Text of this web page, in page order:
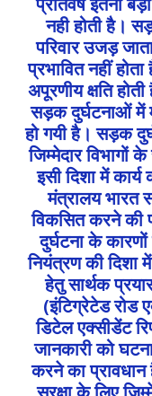
नही होती है।
परिवार उजड़
प्रभावित नहीं
अपूरणीय क्षति
सड़क दुर्घटनाओं में
हो गयी है। सड़क
जिम्मेदार विभागों
इसी दिशा में
मंत्रालय भारत
विकसित करने की
दुर्घटना के
नियंत्रण की दिशा
हेतु सार्थक
(इंटिग्रेटेड रोड
डिटेल एक्सीडेंट
जानकारी को
करने का